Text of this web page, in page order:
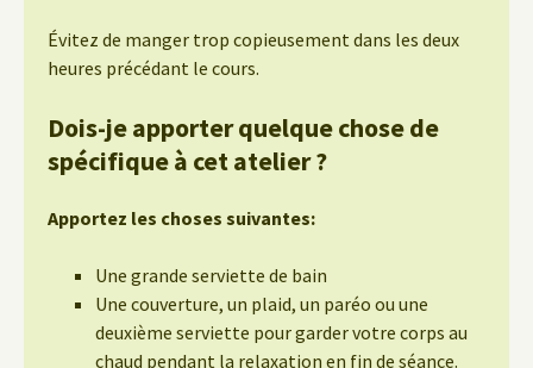
Évitez de manger trop copieusement dans les deux
heures précédant le cours.
Dois-je apporter quelque chose de
spécifique à cet atelier ?
Apportez les choses suivantes:
Une grande serviette de bain
Une couverture, un plaid, un paréo ou une
deuxième serviette pour garder votre corps au
chaud pendant la relaxation en fin de séance.